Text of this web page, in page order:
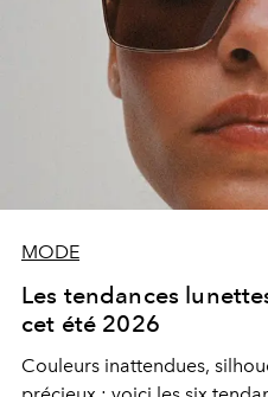
MODE
Les tendances
cet été 2026
Couleurs inattendues,